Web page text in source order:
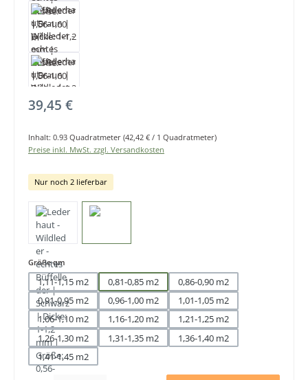
Regulärer Preis:
39,45 €
Inhalt: 0.93 Quadratmeter (42,42 € / 1 Quadratmeter)
Preise inkl. MwSt. zzgl. Versandkosten
Nur noch 2 lieferbar
Größe qm
1,11-1,15 m2 0,81-0,85 m2
0,86-0,90 m2
0,91-0,95 m2
0,96-1,00 m2
1,01-1,05 m2
1,06-1,10 m2
1,16-1,20 m2
1,21-1,25 m2
1,26-1,30 m2
1,31-1,35 m2
1,36-1,40 m2
1,41-1,45 m2